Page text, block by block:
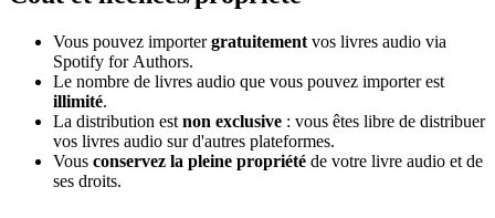
Vous pouvez importergratuitement vos livres audio via
Spotify for Authors.
Le nombre de livres audio que vous pouvez importer est
illimité.
La distribution est non exclusive : vous êtes libre de distribuer
vos livres audio sur d'autres plateformes.
Vous conservez la pleine propriété de votre livre audio et de
ses droits.